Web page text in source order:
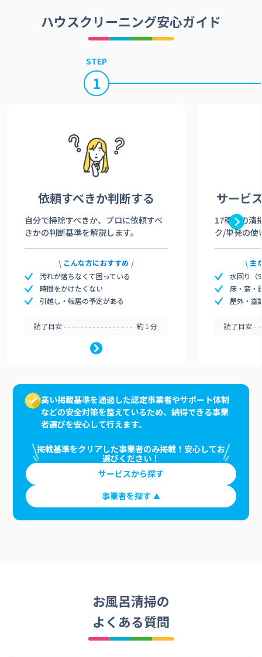
ハウスクリーニング安心ガイド
STEP
1
依頼すべきか判断する
自分で掃除すべきか、プロに依頼すべ
きかの判断基準を解説します。
こんな方におすすめ
汚れが落ちなくて困っている
時間をかけたくない
引越し・転居の予定がある
読了目安 約1分
サービ
17種類の清
ク/単発の使
主
水回り（
床・窓・
屋外・空
読了目安
高い掲載基準を通過した認定事業者やサポート体制
などの安全対策を整えているため、納得できる事業
者選びを安心して行えます。
掲載基準をクリアした事業者のみ掲載！安心してお
選びください！
サービスから探す
事業者を探す
お風呂清掃の
よくある質問